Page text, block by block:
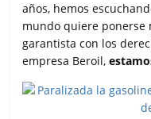
años, hemos
mundo quiere ponerse
garantista con los
empresa Beroil,